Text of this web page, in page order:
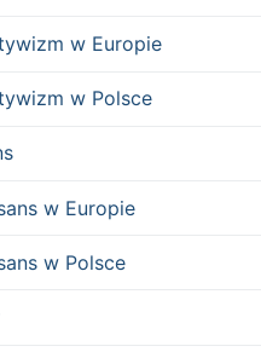
w Europie
w Polsce
w Europie
w Polsce